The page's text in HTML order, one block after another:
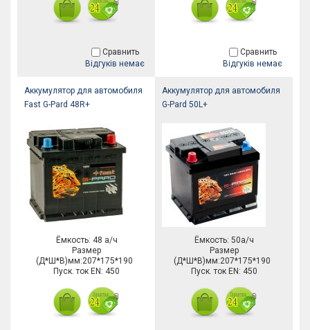
Сравнить
Відгуків немає
Сравнить
Відгуків немає
Аккумулятор для автомобиля
Fast G-Pard 48R+
Ёмкость: 48 а/ч
Размер
(Д*Ш*В)мм:207*175*190
Пуск. ток EN: 450
Аккумулятор для автомобиля
G-Pard 50L+
Ёмкость: 50а/ч
Размер
(Д*Ш*В)мм:207*175*190
Пуск. ток EN: 450